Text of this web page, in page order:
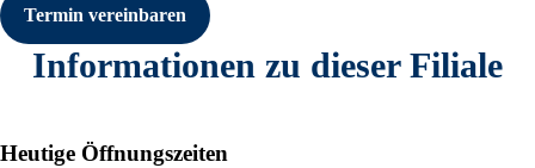
Termin vereinbaren
Informationen zu dieser Filiale
Heutige Öffnungszeiten